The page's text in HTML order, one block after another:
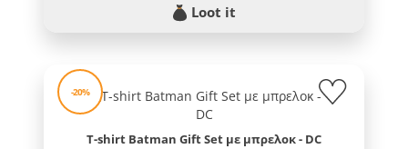
Loot it
-20%
T-shirt Batman Gift Set με μπρελοκ - DC